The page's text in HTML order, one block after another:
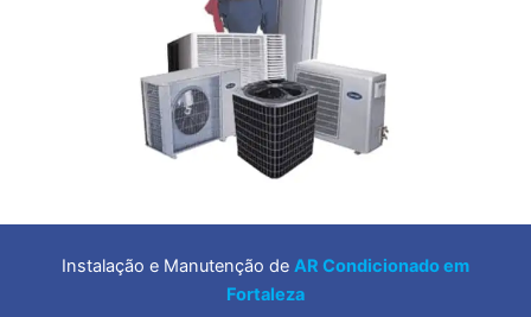
Instalação e Manutenção de AR Condicionado em
Fortaleza